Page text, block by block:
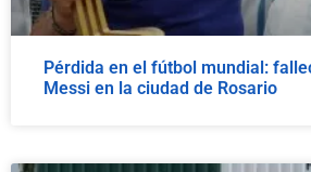
Pérdida en el fútbol mundial:
Messi en la ciudad de Rosario